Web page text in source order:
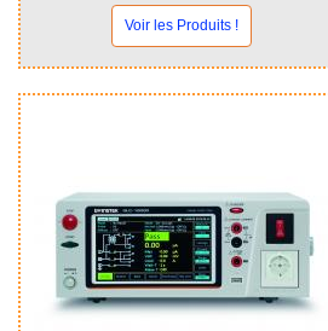
Voir les Produits !